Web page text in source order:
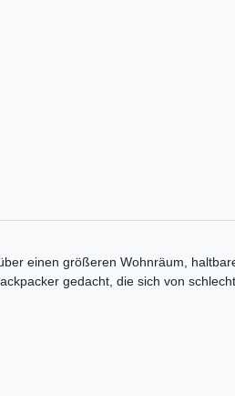
einen größeren Wohnräum,
gedacht, die sich von